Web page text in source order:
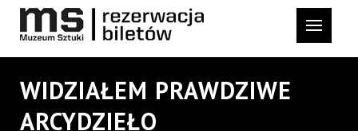
WIDZIAŁEM PRAWDZIWE
ARCYDZIEŁO